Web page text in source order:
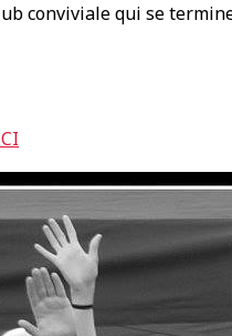
conviviale qui se